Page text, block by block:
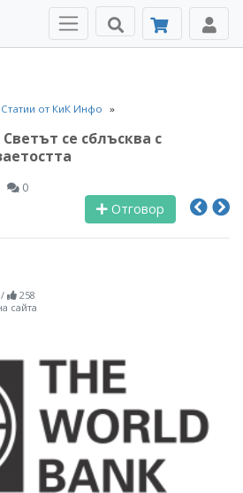
Статии от КиК Инфо
се сблъсква с
0
Отговор
/
258
сайта